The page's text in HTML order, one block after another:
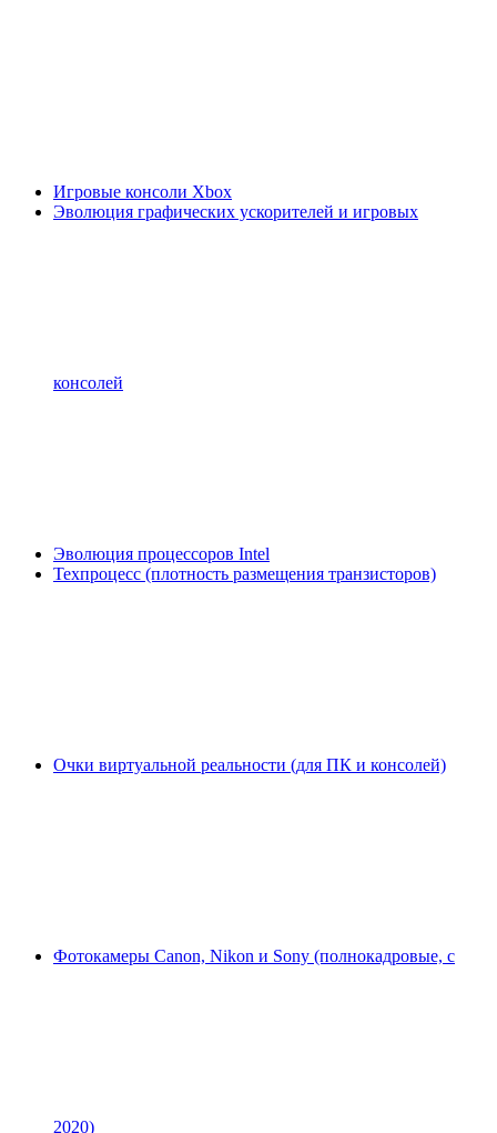
Игровые консоли Xbox
Эволюция графических ускорителей и игровых
консолей
Эволюция процессоров Intel
Техпроцесс (плотность размещения транзисторов)
Очки виртуальной реальности (для ПК и консолей)
Фотокамеры Canon, Nikon и Sony (полнокадровые, с
2020)